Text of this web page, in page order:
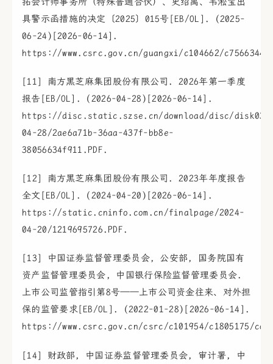
具警示函措施的决定〔2025〕015号[EB/OL]. (2025-
06-24)[2026-06-14].
https://www.csrc.gov.cn/guangxi/c104662/
[11] 南方黑芝麻集团股份有限公司. 2026年第一季度
报告[EB/OL]. (2026-04-28)[2026-06-14].
https://disc.static.szse.cn/download/disc/disk03/
04-28/2ae6a71b-36aa-437f-bb8e-
38056634f911.PDF.
[12] 南方黑芝麻集团股份有限公司. 2023年年度报告
全文[EB/OL]. (2024-04-20)[2026-06-14].
https://static.cninfo.com.cn/finalpage/2024-
04-20/1219695726.PDF.
[13] 中国证券监督管理委员会, 公安部, 国务院国有
资产监督管理委员会, 中国银行保险监督管理委员会.
上市公司监管指引第8号——上市公司资金往来、对外担
保的监管要求[EB/OL]. (2022-01-28)[2026-06-14].
https://www.csrc.gov.cn/csrc/c101954/c1805175/
[14] 财政部, 中国证券监督管理委员会, 审计署, 中